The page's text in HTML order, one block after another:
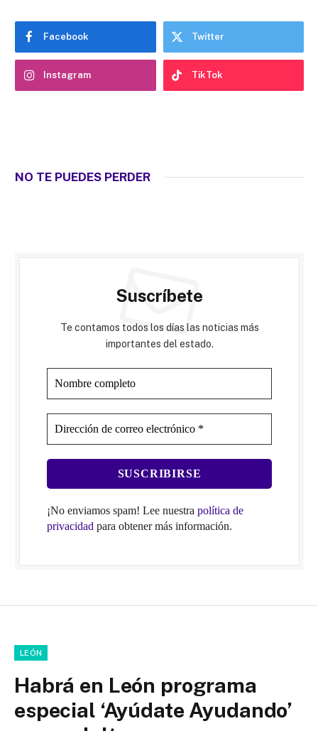
Facebook Twitter
Instagram TikTok
NO TE PUEDES PERDER
Suscríbete
Te contamos todos los días las noticias más
importantes del estado.
¡No enviamos spam! Lee nuestra política de
privacidad para obtener más información.
LEÓN
Habrá en León programa
especial ‘Ayúdate Ayudando’